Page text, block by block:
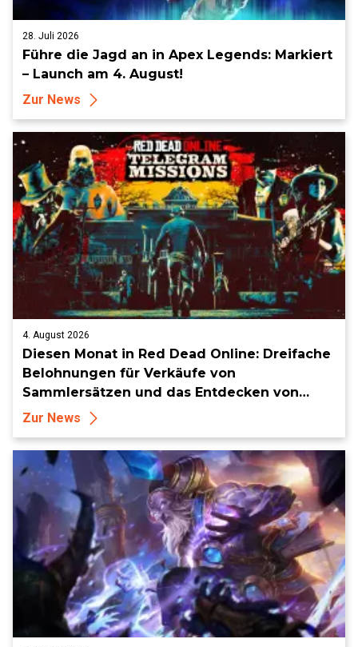
28. Juli 2026
Führe die Jagd an in Apex Legends: Markiert
– Launch am 4. August!
Zur News
4. August 2026
Diesen Monat in Red Dead Online: Dreifache
Belohnungen für Verkäufe von
Sammlersätzen und das Entdecken von
Sammlerstücken, in Telegramm-Missionen
Zur News